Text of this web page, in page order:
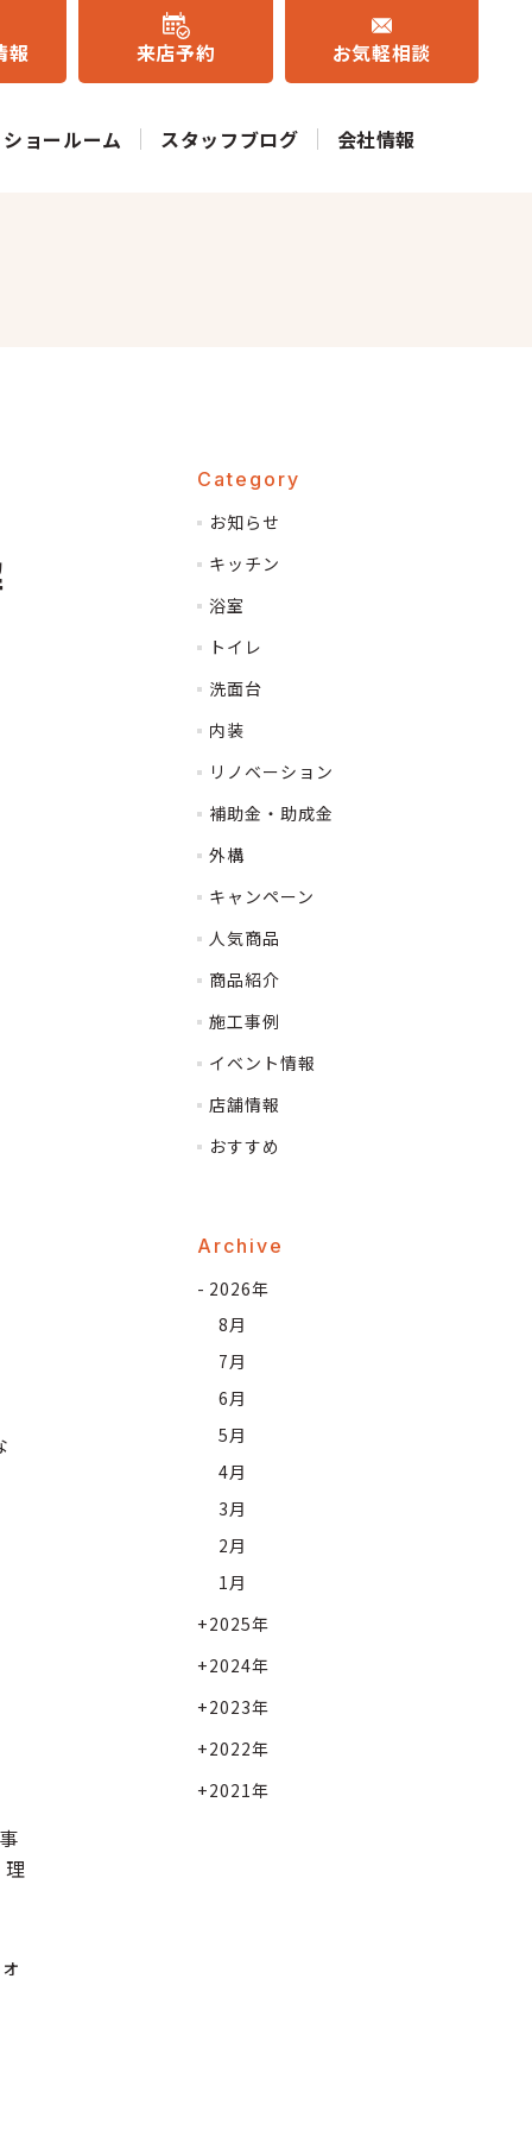
報 来店予約 お気軽相談
ショールーム スタッフブログ 会社情報
理
Category
お知らせ
キッチン
浴室
トイレ
洗面台
内装
リノベーション
補助金・助成金
外構
キャンペーン
人気商品
商品紹介
施工事例
イベント情報
店舗情報
おすすめ
Archive
2026年
8月
7月
6月
5月
4月
3月
2月
1月
2025年
2024年
2023年
2022年
2021年